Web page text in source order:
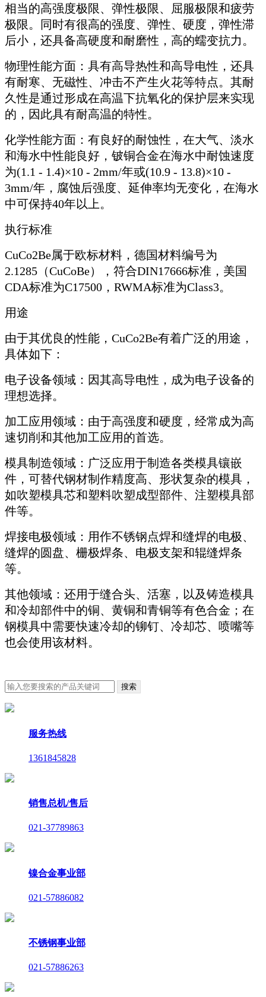
相当的高强度极限、弹性极限、屈服极限和疲劳
极限。同时有很高的强度、弹性、硬度，弹性滞
后小，还具备高硬度和耐磨性，高的蠕变抗力。
物理性能方面：具有高导热性和高导电性，还具
有耐寒、无磁性、冲击不产生火花等特点。其耐
久性是通过形成在高温下抗氧化的保护层来实现
的，因此具有耐高温的特性。
化学性能方面：有良好的耐蚀性，在大气、淡水
和海水中性能良好，铍铜合金在海水中耐蚀速度
为(1.1 - 1.4)×10 - 2mm/年或(10.9 - 13.8)×10 -
3mm/年，腐蚀后强度、延伸率均无变化，在海水
中可保持40年以上。
执行标准
CuCo2Be属于欧标材料，德国材料编号为
2.1285（CuCoBe），符合DIN17666标准，美国
CDA标准为C17500，RWMA标准为Class3。
用途
由于其优良的性能，CuCo2Be有着广泛的用途，
具体如下：
电子设备领域：因其高导电性，成为电子设备的
理想选择。
加工应用领域：由于高强度和硬度，经常成为高
速切削和其他加工应用的首选。
模具制造领域：广泛应用于制造各类模具镶嵌
件，可替代钢材制作精度高、形状复杂的模具，
如吹塑模具芯和塑料吹塑成型部件、注塑模具部
件等。
焊接电极领域：用作不锈钢点焊和缝焊的电极、
缝焊的圆盘、栅极焊条、电极支架和辊缝焊条
等。
其他领域：还用于缝合头、活塞，以及铸造模具
和冷却部件中的铜、黄铜和青铜等有色合金；在
钢模具中需要快速冷却的铆钉、冷却芯、喷嘴等
也会使用该材料。
服务热线
1361845828
销售总机/售后
021-37789863
镍合金事业部
021-57886082
不锈钢事业部
021-57886263